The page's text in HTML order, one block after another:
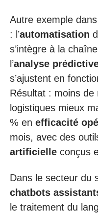
Autre exemple
: l’automatisation
s’intègre à la
l’analyse
s’ajustent en
Résultat : moins
logistiques mieux
% en efficacité
mois, avec des
artificielle conçus
Dans le secteur du
chatbots
le traitement du